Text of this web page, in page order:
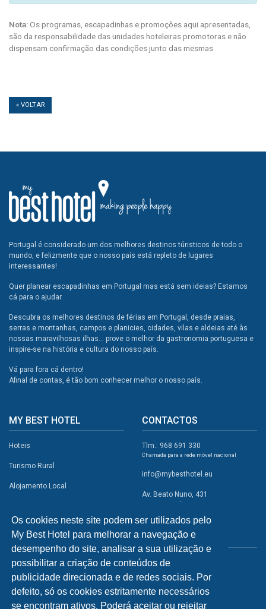
Os cookies neste site podem ser utilizados pelo
My Best Hotel para melhorar a navegação e
desempenho do site, analisar a sua utilização e
possibilitar a criação de conteúdos de
publicidade direcionada e de redes sociais. Por
defeito, só os cookies estritamente necessários
se encontram ativos. Poderá aceitar ou rejeitar
Nota:Os programas, escapadinhas e promoções aqui apresentadas,
são da responsabilidade das unidades hoteleiras promotoras e não
dispensam confirmação das condições junto das mesmas.
« VOLTAR
Portugal é considerado um dos melhores destinos túristicos de todo o
mundo, e felizmente que o nosso país está repleto de lugares
interessantes!
Quer planear escapadinhas em Portugal mas está sem ideias? Estamos
cá para o ajudar.
Descubra os melhores destinos de férias em Portugal, desde praias,
serras e montanhas, campos e planicies, cidades, vilas e aldeias até às
nossas maravilhosas ilhas... prove o melhor da gastronomia portuguesa e
inspire-se na história e cultura do nosso país.
Vá para fora cá dentro!
Afinal de contas, é tão bom conhecer melhor o nosso país.
MY BEST HOTEL
Hoteis
Turismo Rural
Alojamento Local
Campismo
Atividades
Restaurantes
A Visitar
CONTACTOS
Tlm.: 968 691 330
Chamada para a rede móvel nacional
info@mybesthotel.eu
Av. Beato Nuno, 431
2495-401 Fátima
REDES SOCIAIS